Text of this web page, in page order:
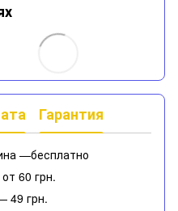
Гарантия
—бесплатно
60 грн.
49 грн.